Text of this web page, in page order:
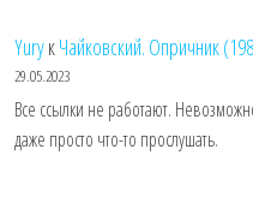
YuryкЧайковский. Опричник
29.05.2023
Все ссылки не работают.
даже просто что-то прослушать.